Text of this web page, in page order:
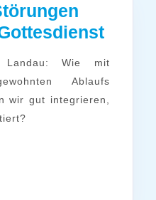
und
Ablaufs
wir gut integrieren,